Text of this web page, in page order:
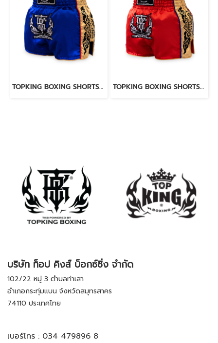
TOPKING BOXING SHORTS BLUE 276 TOPKING BOXING SHORTS RED 276
บริษัท ท็อป คิงส์ บ็อกซ์ซิ่ง จำกัด
102/22 หมู่ 3 ตำบลท่าเสา
อำเภอกระทุ่มแบน จังหวัดสมุทรสาคร
74110 ประเทศไทย
เบอร์โทร : 034 479896 8